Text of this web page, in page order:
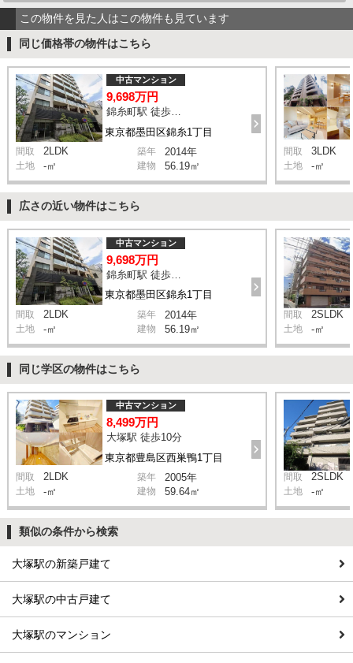
この物件を見た人はこの物件も見ています
同じ価格帯の物件はこちら
東京都墨田区錦糸1丁目
中古マンション
9,698万円
錦糸町駅 徒歩7分
間取 2LDK 築年 2014年
土地 -㎡ 建物 56.19㎡
間取 3LDK
土地 -㎡
広さの近い物件はこちら
東京都墨田区錦糸1丁目
中古マンション
9,698万円
間取 2LDK 築年 2014年
土地 -㎡ 建物 56.19㎡
間取 2SLDK
土地 -㎡
同じ学区の物件はこちら
東京都豊島区西巣鴨1丁目
中古マンション
8,499万円
大塚駅 徒歩10分
間取 2LDK 築年 2005年
土地 -㎡ 建物 59.64㎡
間取 2SLDK
土地 -㎡
類似の条件から検索
大塚駅の新築戸建て
大塚駅の中古戸建て
大塚駅のマンション